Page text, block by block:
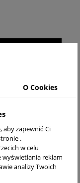
REALNE
O Cookies
aby zapewnić Ci
.
w celu
wyświetlania reklam
analizy Twoich